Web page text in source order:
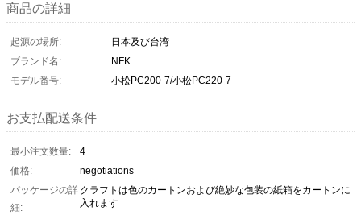
商品の詳細
起源の場所:
日本及び台湾
ブランド名:
NFK
モデル番号:
小松PC200-7/小松PC220-7
お支払配送条件
最小注文数量:
4
価格:
negotiations
パッケージの詳
細:
クラフトは色のカートンおよび絶妙な包装の紙箱をカートンに
入れます